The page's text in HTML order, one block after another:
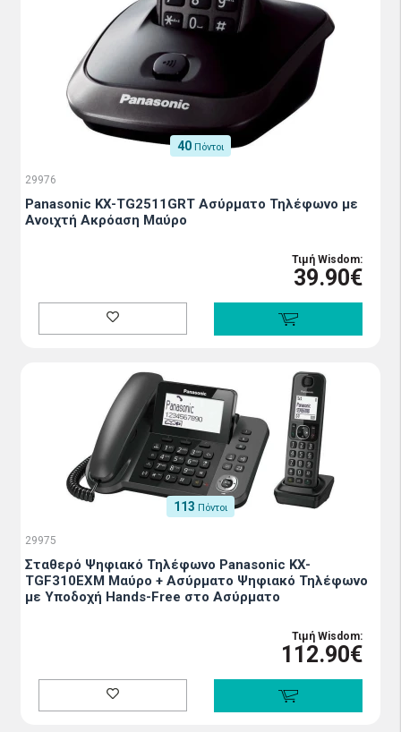
40 Πόντοι
29976
Panasonic KX-TG2511GRT Ασύρματο Τηλέφωνο με
Aνοιχτή Aκρόαση Μαύρο
Τιμή Wisdom:
39.90€
113 Πόντοι
29975
Σταθερό Ψηφιακό Τηλέφωνο Panasonic KX-
TGF310EXM Μαύρο + Ασύρματο Ψηφιακό Τηλέφωνο
με Υποδοχή Hands-Free στο Ασύρματο
Τιμή Wisdom:
112.90€